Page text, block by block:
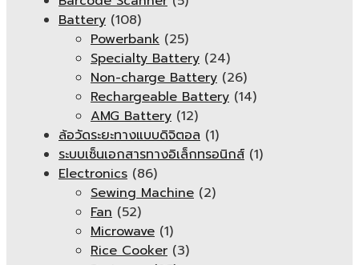
Battery (108)
Powerbank (25)
Specialty Battery (24)
Non-charge Battery (26)
Rechargeable Battery (14)
AMG Battery (12)
ล้อวัดระยะทางแบบดิจิตอล (1)
ระบบเซ็นเอกสารทางอิเล็กทรอนิกส์ (1)
Electronics (86)
Sewing Machine (2)
Fan (52)
Microwave (1)
Rice Cooker (3)